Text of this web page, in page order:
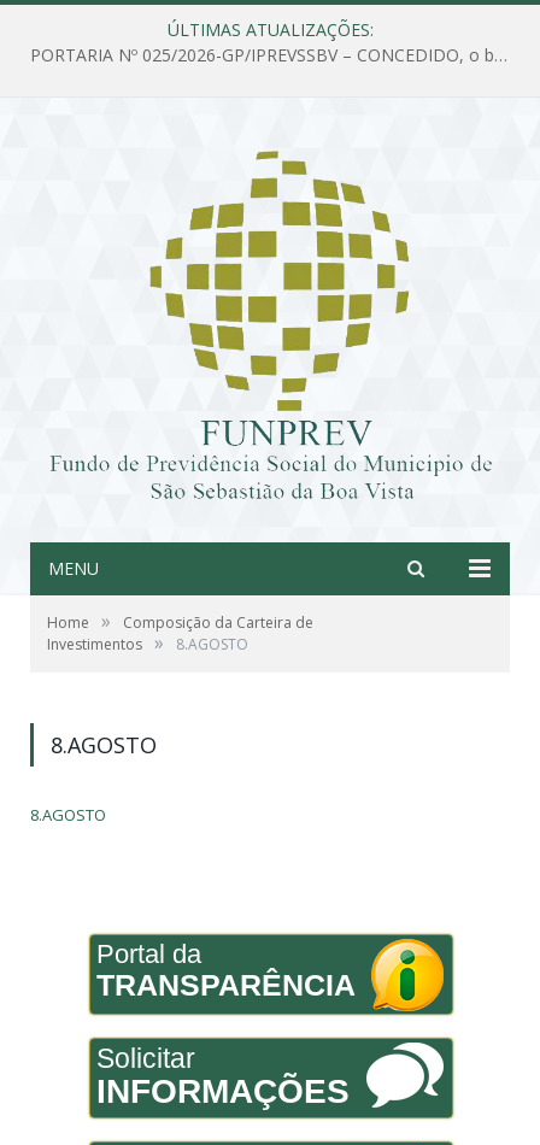
ÚLTIMAS ATUALIZAÇÕES:
PORTARIA Nº 025/2026-GP/IPREVSSBV – CONCEDIDO, o benefício de PENSÃO a MARIA ESTELA DOS SANTOS SOUZA
MENU
Home »
Composição da Carteira de
Investimentos » 8.AGOSTO
8.AGOSTO
8.AGOSTO
Portal da
TRANSPARÊNCIA
Solicitar
INFORMAÇÕES